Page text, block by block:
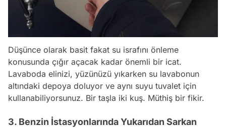
Düşünce olarak basit fakat su israfını önleme
konusunda çığır açacak kadar önemli bir icat.
Lavaboda elinizi, yüzünüzü yıkarken su lavabonun
altındaki depoya doluyor ve aynı suyu tuvalet için
kullanabiliyorsunuz. Bir taşla iki kuş. Müthiş bir fikir.
3. Benzin İstasyonlarında Yukarıdan Sarkan